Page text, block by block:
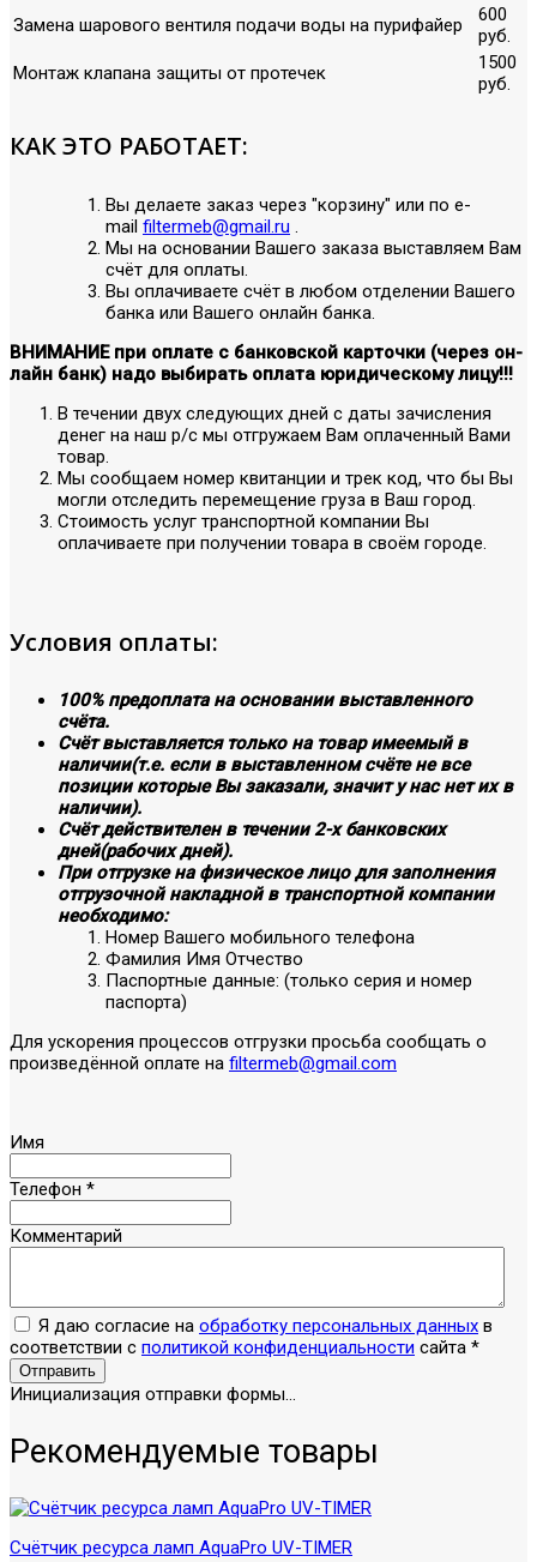
Замена шарового вентиля подачи воды на пурифайер
600
руб.
Монтаж клапана защиты от протечек
1500
руб.
КАК ЭТО РАБОТАЕТ:
Вы делаете заказ через "корзину" или по е-
mail filtermeb@gmail.ru .
Мы на основании Вашего заказа выставляем Вам
счёт для оплаты.
Вы оплачиваете счёт в любом отделении Вашего
банка или Вашего онлайн банка.
ВНИМАНИЕ при оплате с банковской карточки (через он-
лайн банк) надо выбирать оплата юридическому лицу!!!
В течении двух следующих дней с даты зачисления
денег на наш р/с мы отгружаем Вам оплаченный Вами
товар.
Мы сообщаем номер квитанции и трек код, что бы Вы
могли отследить перемещение груза в Ваш город.
Стоимость услуг транспортной компании Вы
оплачиваете при получении товара в своём городе.
Условия оплаты:
100% предоплата на основании выставленного
счёта.
Счёт выставляется только на товар имеемый в
наличии(т.е. если в выставленном счёте не все
позиции которые Вы заказали, значит у нас нет их в
наличии).
Счёт действителен в течении 2-х банковских
дней(рабочих дней).
При отгрузке на физическое лицо для заполнения
отгрузочной накладной в транспортной компании
необходимо:
Номер Вашего мобильного телефона
Фамилия Имя Отчество
Паспортные данные: (только серия и номер
паспорта)
Для ускорения процессов отгрузки просьба сообщать о
произведённой оплате на filtermeb@gmail.com
Имя
Телефон *
Комментарий
Я даю согласие на обработку персональных данных в
соответствии с политикой конфиденциальности сайта *
Отправить
Инициализация отправки формы...
Рекомендуемые товары
Счётчик ресурса ламп AquaPro UV-TIMER